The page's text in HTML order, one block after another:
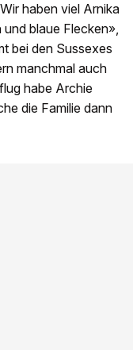
haben viel Arnika
und blaue Flecken»,
bei den Sussexes
manchmal auch
habe Archie
die Familie dann